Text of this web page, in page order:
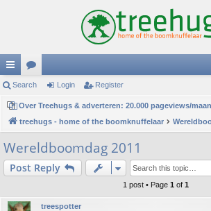
ui
ck
lin
ks
or
u
m
s
Search Login Register
Over Treehugs & adverteren: 20.000 pageviews/
treehugs - home of the boomknuffelaar
Wereldboomdag 2011
Post Reply
1 post • Page 1 of 1
treespotter